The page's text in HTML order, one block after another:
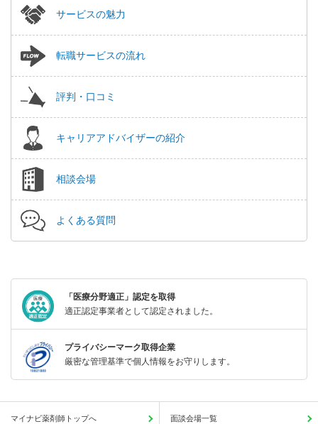
サービスの魅力
転職サービスの流れ
評判・口コミ
キャリアアドバイザーの紹介
相談会場
よくある質問
「医療分野適正」認定を取得
適正認定事業者として認定されました。
プライバシーマーク取得企業
厳密な管理基準で個人情報をお守りします。
マイナビ薬剤師トップへ 面談会場一覧